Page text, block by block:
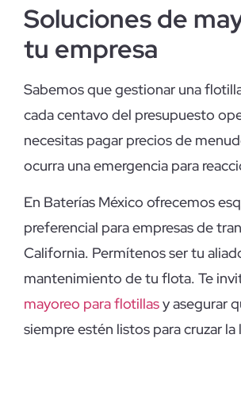
Soluciones de
tu empresa
Sabemos que gestionar una
cada centavo del presupuesto
necesitas pagar precios de
ocurra una emergencia para
En Baterías México ofrecemos
preferencial para empresas de
California. Permítenos ser tu
mantenimiento de tu flota. Te
mayoreo para flotillasy asegurar
siempre estén listos para cruzar